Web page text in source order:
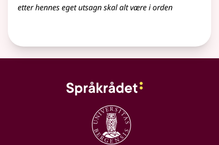
etter hennes egetutsagnskal alt være i orden